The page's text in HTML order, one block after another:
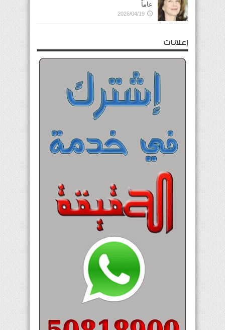
عاماً
2026/04/19
إعلانات